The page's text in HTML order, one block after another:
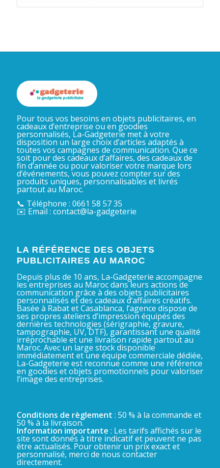
Pour tous vos besoins en objets publicitaires, en
cadeaux d’entreprise ou en goodies
personnalisés, La-Gadgeterie met à votre
disposition un large choix d’articles adaptés à
toutes vos campagnes de communication. Que ce
soit pour des cadeaux d’affaires, des cadeaux de
fin d’année ou pour valoriser votre marque lors
d’événements, vous pouvez compter sur des
produits uniques, personnalisables et livrés
partout au Maroc.
📞 Téléphone : 0661 58 57 35
✉️ Email : contact@la-gadgeterie
LA RÉFÉRENCE DES OBJETS
PUBLICITAIRES AU MAROC
Depuis plus de 10 ans, La-Gadgeterie accompagne
les entreprises au Maroc dans leurs actions de
communication grâce à des objets publicitaires
personnalisés et des cadeaux d’affaires créatifs.
Basée à Rabat et Casablanca, l’agence dispose de
ses propres ateliers d’impression équipés des
dernières technologies (sérigraphie, gravure,
tampographie, UV, DTF), garantissant une qualité
irréprochable et une livraison rapide partout au
Maroc. Avec un large stock disponible
immédiatement et une équipe commerciale dédiée,
La-Gadgeterie est reconnue comme une référence
en goodies et objets promotionnels pour valoriser
l’image des entreprises.
Conditions de règlement : 50 % à la commande et
50 % à la livraison.
Information importante : Les tarifs affichés sur le
site sont donnés à titre indicatif et peuvent ne pas
être actualisés. Pour obtenir un prix exact et
personnalisé, merci de nous contacter
directement.